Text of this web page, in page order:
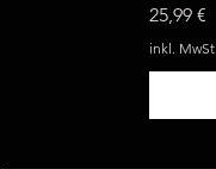
Preis
25,99 €
inkl. MwSt.